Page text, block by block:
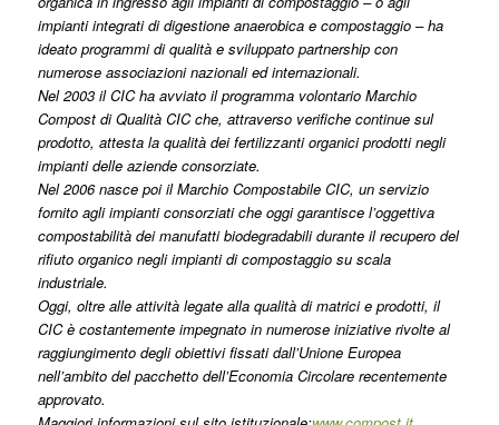
impianti integrati di digestione anaerobica e compostaggio – ha
ideato programmi di qualità e sviluppato partnership con
numerose associazioni nazionali ed internazionali.
Nel 2003 il CIC ha avviato il programma volontario Marchio
Compost di Qualità CIC che, attraverso verifiche continue sul
prodotto, attesta la qualità dei fertilizzanti organici prodotti negli
impianti delle aziende consorziate.
Nel 2006 nasce poi il Marchio Compostabile CIC, un servizio
fornito agli impianti consorziati che oggi garantisce l’oggettiva
compostabilità dei manufatti biodegradabili durante il recupero del
rifiuto organico negli impianti di compostaggio su scala
industriale.
Oggi, oltre alle attività legate alla qualità di matrici e prodotti, il
CIC è costantemente impegnato in numerose iniziative rivolte al
raggiungimento degli obiettivi fissati dall’Unione Europea
nell’ambito del pacchetto dell’Economia Circolare recentemente
approvato.